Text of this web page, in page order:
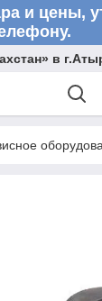
и цены,
в